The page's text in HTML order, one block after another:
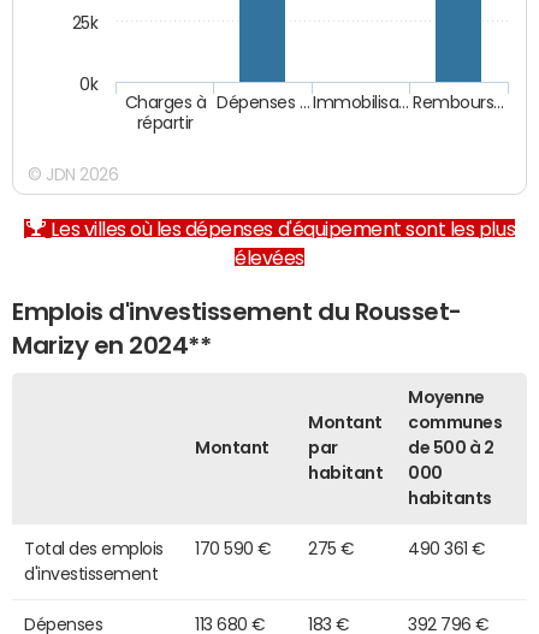
Charges à
répartir
Dépenses … Immobilisa… Rembours…
0k
25k
© JDN 2026
Les villes où les dépenses d'équipement sont les plus
élevées
Emplois d'investissement du Rousset-
Marizy en 2024**
Montant
Montant
par
habitant
Moyenne
communes
de 500 à 2
000
habitants
Total des emplois
d'investissement
170 590 € 275 € 490 361 €
Dépenses
113 680 € 183 € 392 796 €